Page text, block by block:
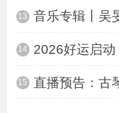
13
14
15